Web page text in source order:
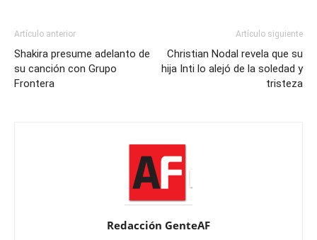
Artículo anterior
Shakira presume adelanto de
su canción con Grupo
Frontera
Artículo siguiente
Christian Nodal revela que su
hija Inti lo alejó de la soledad y
tristeza
Redacción GenteAF